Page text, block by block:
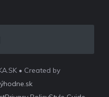
• Created by